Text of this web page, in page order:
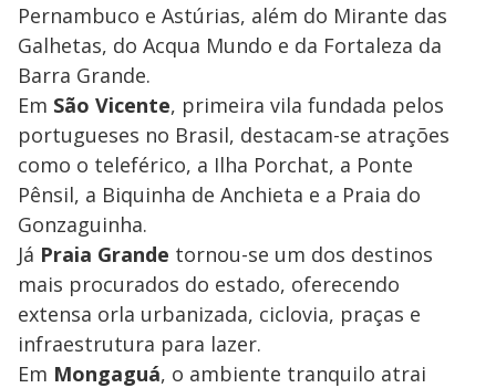
Pernambuco e Astúrias, além do Mirante das
Galhetas, do Acqua Mundo e da Fortaleza da
Barra Grande.
Em São Vicente, primeira vila fundada pelos
portugueses no Brasil, destacam-se atrações
como o teleférico, a Ilha Porchat, a Ponte
Pênsil, a Biquinha de Anchieta e a Praia do
Gonzaguinha.
Já Praia Grande tornou-se um dos destinos
mais procurados do estado, oferecendo
extensa orla urbanizada, ciclovia, praças e
infraestrutura para lazer.
Em Mongaguá, o ambiente tranquilo atrai